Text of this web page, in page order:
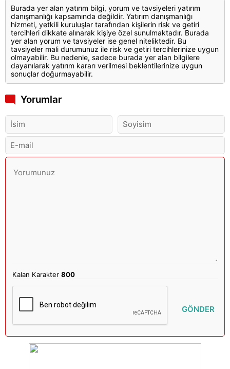
Burada yer alan yatırım bilgi, yorum ve tavsiyeleri yatırım
danışmanlığı kapsamında değildir. Yatırım danışmanlığı
hizmeti, yetkili kuruluşlar tarafından kişilerin risk ve getiri
tercihleri dikkate alınarak kişiye özel sunulmaktadır. Burada
yer alan yorum ve tavsiyeler ise genel niteliktedir. Bu
tavsiyeler mali durumunuz ile risk ve getiri tercihlerinize uygun
olmayabilir. Bu nedenle, sadece burada yer alan bilgilere
dayanılarak yatırım kararı verilmesi beklentilerinize uygun
sonuçlar doğurmayabilir.
Yorumlar
Kalan Karakter800
GÖNDER